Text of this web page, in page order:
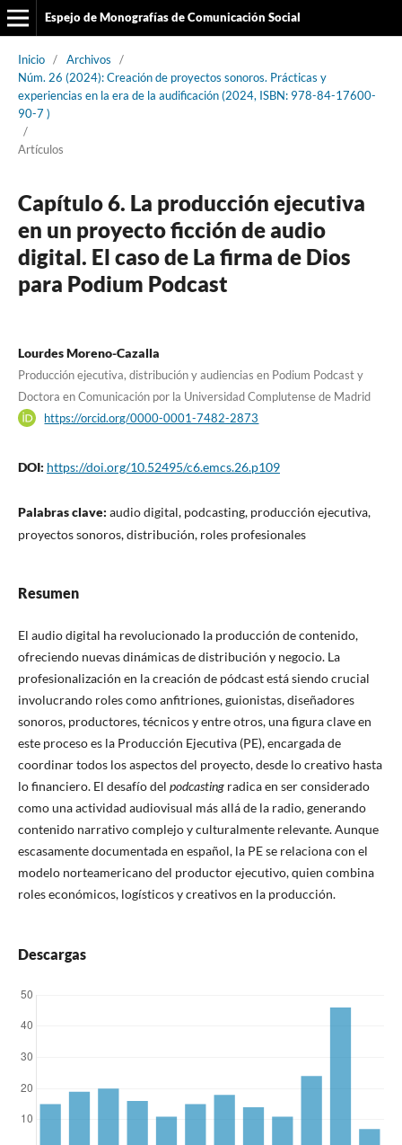
Espejo de Monografías de Comunicación Social
Inicio / Archivos
/
Núm. 26 (2024): Creación de proyectos sonoros. Prácticas y
experiencias en la era de la audificación (2024, ISBN: 978-84-17600-
90-7 )
/
Artículos
Capítulo 6. La producción ejecutiva
en un proyecto ficción de audio
digital. El caso de La firma de Dios
para Podium Podcast
Lourdes Moreno-Cazalla
Producción ejecutiva, distribución y audiencias en Podium Podcast y
Doctora en Comunicación por la Universidad Complutense de Madrid
https://orcid.org/0000-0001-7482-2873
DOI: https://doi.org/10.52495/c6.emcs.26.p109
Palabras clave: audio digital, podcasting, producción ejecutiva,
proyectos sonoros, distribución, roles profesionales
Resumen
El audio digital ha revolucionado la producción de contenido,
ofreciendo nuevas dinámicas de distribución y negocio. La
profesionalización en la creación de pódcast está siendo crucial
involucrando roles como anfitriones, guionistas, diseñadores
sonoros, productores, técnicos y entre otros, una figura clave en
este proceso es la Producción Ejecutiva (PE), encargada de
coordinar todos los aspectos del proyecto, desde lo creativo hasta
lo financiero. El desafío del podcastingradica en ser considerado
como una actividad audiovisual más allá de la radio, generando
contenido narrativo complejo y culturalmente relevante. Aunque
escasamente documentada en español, la PE se relaciona con el
modelo norteamericano del productor ejecutivo, quien combina
roles económicos, logísticos y creativos en la producción.
Descargas